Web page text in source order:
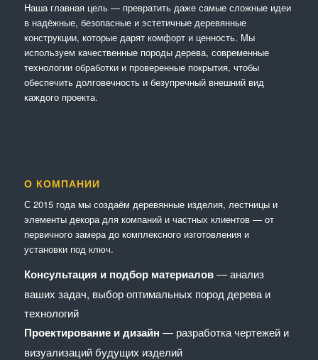
Наша главная цель — превратить даже самые сложные идеи
в надёжные, безопасные и эстетичные деревянные
конструкции, которые дарят комфорт и ценность. Мы
используем качественные породы дерева, современные
технологии обработки и проверенные покрытия, чтобы
обеспечить долговечность и безупречный внешний вид
каждого проекта.
О КОМПАНИИ
С 2015 года мы создаём деревянные изделия, лестницы и
элементы декора для компаний и частных клиентов — от
первичного замера до комплексного изготовления и
установки под ключ.
Консультация и подбор материалов— анализ
ваших задач, выбор оптимальных пород дерева и
технологий
Проектирование и дизайн — разработка чертежей и
визуализаций будущих изделий